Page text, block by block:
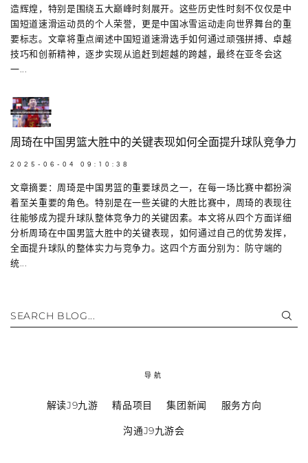
造辉煌，特别是围绕五大巅峰时刻展开。这些历史性时刻不仅仅是中
国短道速滑运动员的个人荣誉，更是中国冰雪运动走向世界舞台的重
要标志。文章将重点阐述中国短道速滑选手如何通过顽强拼搏、卓越
技巧和创新精神，逐步实现从追赶到超越的跨越，最终在亚冬会这
一...
周琦在中国男篮大胜中的关键表现如何全面提升球队竞争力
2025-06-04 09:10:38
文章摘要：周琦是中国男篮的重要球员之一，在每一场比赛中都扮演
着至关重要的角色。特别是在一些关键的大胜比赛中，周琦的表现往
往能够成为提升球队整体竞争力的关键因素。本文将从四个方面详细
分析周琦在中国男篮大胜中的关键表现，如何通过自己的优势发挥，
全面提升球队的整体实力与竞争力。这四个方面分别为：防守端的
统...
SEARCH BLOG...
导航
解读J9九游 精品项目 集团新闻 服务方向
沟通J9九游会